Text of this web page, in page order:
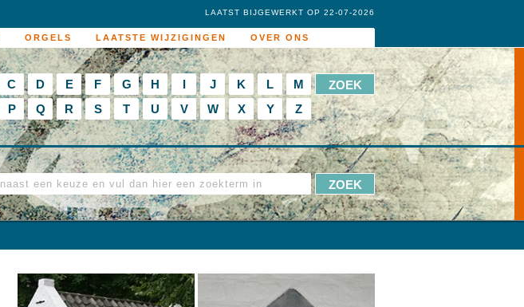
ORGELS LAATSTE WIJZIGINGEN OVER ONS
LAATST BIJGEWERKT OP 22-07-2026
C D E F G H I J K L
M
P Q R S T U V W X Y Z